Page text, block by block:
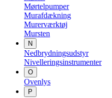
Mørtelpumper
Murafdækning
Murerværktøj
Mursten
N
Nedbrydningsudstyr
Nivelleringsinstrumenter
O
Ovenlys
P